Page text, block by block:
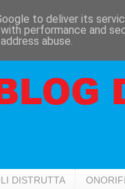
DISTRUTTA
to deliver its
performance and
abuse.